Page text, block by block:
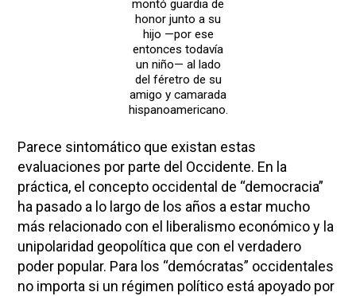
montó guardia de
honor junto a su
hijo —por ese
entonces todavía
un niño— al lado
del féretro de su
amigo y camarada
hispanoamericano.
Parece sintomático que existan estas
evaluaciones por parte del Occidente. En la
práctica, el concepto occidental de “democracia”
ha pasado a lo largo de los años a estar mucho
más relacionado con el liberalismo económico y la
unipolaridad geopolítica que con el verdadero
poder popular. Para los “demócratas” occidentales
no importa si un régimen político está apoyado por